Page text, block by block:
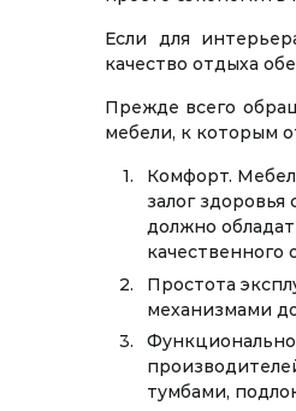
Если для
качество отдыха
Прежде всего
мебели, к которым
Комфорт.
залог
должно
качественного
Простота
механизмами
тумбами,